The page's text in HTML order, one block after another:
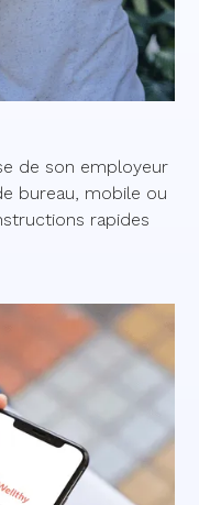
de son employeur
bureau, mobile ou
rapides